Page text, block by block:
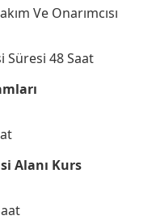
Ve Onarımcısı
Süresi 48 Saat
Alanı Kurs